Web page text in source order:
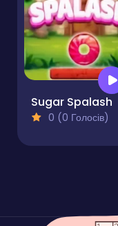
Sugar Spalash
0 (0 Голосів)